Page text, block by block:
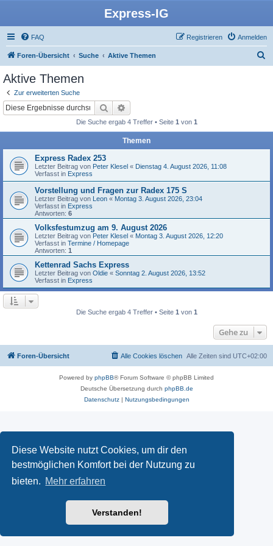
Diese Website nutzt Cookies, um dir den
bestmöglichen Komfort bei der Nutzung zu
bieten. Mehr erfahren
Verstanden!
Express-IG
FAQ Anmelden
Registrieren
Foren-Übersicht Suche Aktive Themen
Aktive Themen
Zur erweiterten Suche
Suche
Die Suche ergab 4 Treffer • Seite 1 von 1
Themen
Express Radex 253
Letzter Beitrag von Peter Klesel « Dienstag 4. August 2026, 11:08
Verfasst in Express
Vorstellung und Fragen zur Radex 175 S
Letzter Beitrag von Leon « Montag 3. August 2026, 23:04
Verfasst in Express
Antworten: 6
Volksfestumzug am 9. August 2026
Letzter Beitrag von Peter Klesel « Montag 3. August 2026, 12:20
Verfasst in Termine / Homepage
Antworten: 1
Kettenrad Sachs Express
Letzter Beitrag von Oldie « Sonntag 2. August 2026, 13:52
Verfasst in Express
Die Suche ergab 4 Treffer • Seite 1 von 1
Gehe zu
Foren-Übersicht Alle Zeiten sind UTC+02:00
Alle Cookies löschen
Powered by phpBB® Forum Software © phpBB Limited
Deutsche Übersetzung durch phpBB.de
Datenschutz| Nutzungsbedingungen